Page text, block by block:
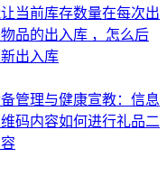
当前库存数量在每次出
品的出入库 ，怎么后
出入库
管理与健康宣教：信息
码内容如何进行礼品二